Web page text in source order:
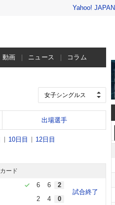
Yahoo! JAPAN
動画 ニュース コラム
出場選手
10日目 12日目
カード
6 6
2
2 4 0
試合終了